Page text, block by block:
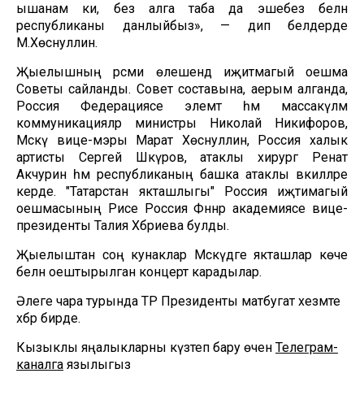
ышанам ки, без алга таба да эшебез белән
республиканы данлыйбыз», — дип белдерде
М.Хөснуллин.
Җыелышның рәсми өлешендә иҗитмагый оешма
Советы сайланды. Совет составына, аерым алганда,
Россия Федерациясе элемтә һәм массакүләм
коммуникацияләр министры Николай Никифоров,
Мәскәү вице-мэры Марат Хөснуллин, Россия халык
артисты Сергей Шәкүров, атаклы хирург Ренат
Акчурин һәм республиканың башка атаклы вәкилләре
керде. "Татарстан якташлыгы" Россия иҗтимагый
оешмасының Рәисе Россия Фәннәр академиясе вице-
президенты Талия Хәбриева булды.
Җыелыштан соң кунаклар Мәскәүдәге якташлар көче
белән оештырылган концерт карадылар.
Әлеге чара турында ТР Президенты матбугат хезмәте
хәбәр бирде.
Кызыклы яңалыкларны күзәтеп бару өчен Телеграм-
каналга язылыгыз